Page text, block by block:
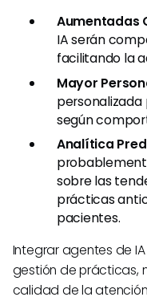
Aumentadas
IA serán
facilitando la
Mayor
según
Analítica
sobre las
prácticas
pacientes.
Integrar agentes de
gestión de prácticas,
calidad de la